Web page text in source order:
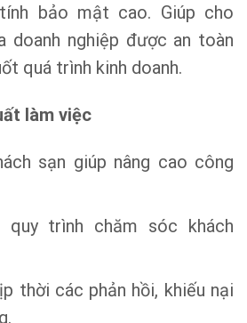
bảo mật cao. Giúp cho
doanh nghiệp được an toàn
quá trình kinh doanh.
làm việc
sạn giúp nâng cao công
quy trình chăm sóc khách
thời các phản hồi, khiếu nại